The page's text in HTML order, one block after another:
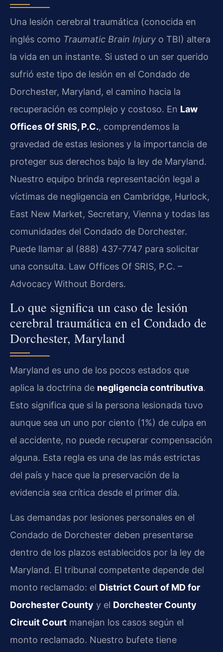
Una lesión cerebral traumática (conocida en
inglés como Traumatic Brain Injury o TBI) altera
la vida en un instante. Si usted o un ser querido
sufrió este tipo de lesión en el Condado de
Dorchester, Maryland, el camino hacia la
recuperación es complejo y costoso. En Law
Offices Of SRIS, P.C., comprendemos la
gravedad de estas lesiones y la importancia de
proteger sus derechos bajo la ley de Maryland.
Nuestro equipo brinda representación legal a
víctimas de negligencia en Cambridge, Hurlock,
East New Market, Secretary, Vienna y todas las
comunidades del Condado de Dorchester.
Puede llamar al (888) 437-7747 para solicitar
una consulta. Law Offices Of SRIS, P.C. –
Advocacy Without Borders.
Lo que significa un caso de lesión
cerebral traumática en el Condado de
Dorchester, Maryland
Maryland es uno de los pocos estados que
aplica la doctrina de negligencia contributiva.
Esto significa que si la persona lesionada tuvo
aunque sea un uno por ciento (1%) de culpa en
el accidente, no puede recuperar compensación
alguna. Esta regla es una de las más estrictas
del país y hace que la preservación de la
evidencia sea crítica desde el primer día.
Las demandas por lesiones personales en el
Condado de Dorchester deben presentarse
dentro de los plazos establecidos por la ley de
Maryland. El tribunal competente depende del
monto reclamado: el District Court of MD for
Dorchester County y el Dorchester County
Circuit Court manejan los casos según el
monto reclamado. Nuestro bufete tiene